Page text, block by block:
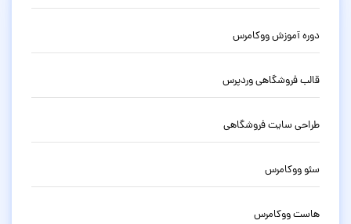
دوره آموزش ووکامرس
قالب فروشگاهی وردپرس
طراحی سایت فروشگاهی
سئو ووکامرس
هاست ووکامرس